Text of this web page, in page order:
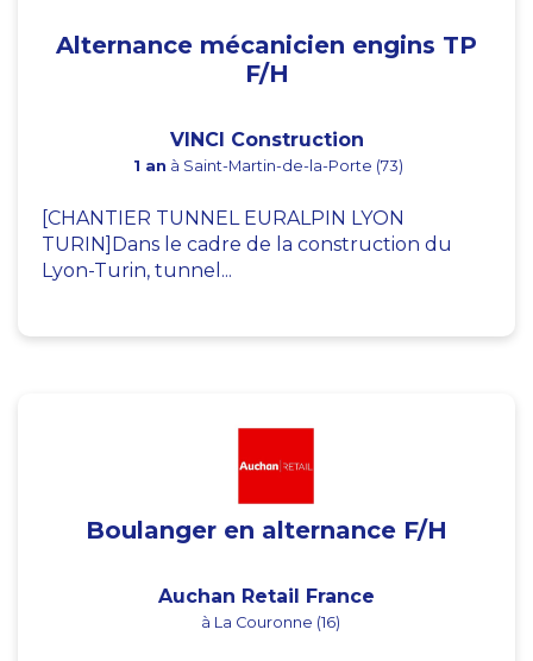
Alternance mécanicien engins TP
F/H
VINCI Construction
1 an à Saint-Martin-de-la-Porte (73)
[CHANTIER TUNNEL EURALPIN LYON
TURIN]Dans le cadre de la construction du
Lyon-Turin, tunnel...
Boulanger en alternance F/H
Auchan Retail France
à La Couronne (16)